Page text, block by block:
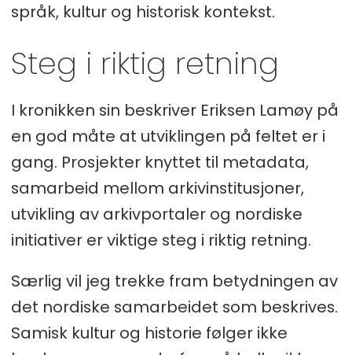
språk, kultur og historisk kontekst.
Steg i riktig retning
I kronikken sin beskriver Eriksen Lamøy på
en god måte at utviklingen på feltet er i
gang. Prosjekter knyttet til metadata,
samarbeid mellom arkivinstitusjoner,
utvikling av arkivportaler og nordiske
initiativer er viktige steg i riktig retning.
Særlig vil jeg trekke fram betydningen av
det nordiske samarbeidet som beskrives.
Samisk kultur og historie følger ikke